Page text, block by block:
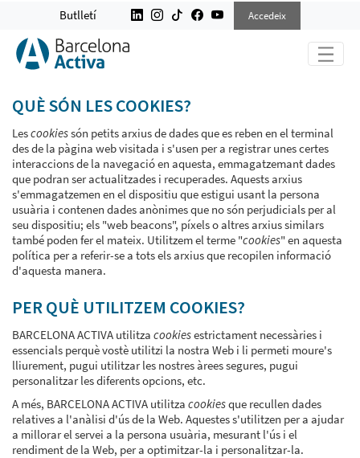
COOKIES
Butlletí Accedeix
QUÈ SÓN LES COOKIES?
Lescookiessón petits arxius de dades que es reben en el terminal
des de la pàgina web visitada i s'usen per a registrar unes certes
interaccions de la navegació en aquesta, emmagatzemant dades
que podran ser actualitzades i recuperades. Aquests arxius
s'emmagatzemen en el dispositiu que estigui usant la persona
usuària i contenen dades anònimes que no són perjudicials per al
seu dispositiu; els "web beacons", píxels o altres arxius similars
també poden fer el mateix. Utilitzem el terme "cookies" en aquesta
política per a referir-se a tots els arxius que recopilen informació
d'aquesta manera.
PER QUÈ UTILITZEM COOKIES?
BARCELONA ACTIVA utilitza cookiesestrictament necessàries i
essencials perquè vostè utilitzi la nostra Web i li permeti moure's
lliurement, pugui utilitzar les nostres àrees segures, pugui
personalitzar les diferents opcions, etc.
A més, BARCELONA ACTIVA utilitza cookiesque recullen dades
relatives a l'anàlisi d'ús de la Web. Aquestes s'utilitzen per a ajudar
a millorar el servei a la persona usuària, mesurant l'ús i el
rendiment de la Web, per a optimitzar-la i personalitzar-la.